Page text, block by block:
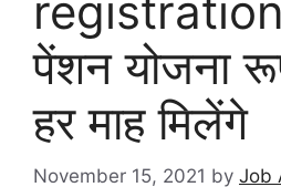
पेंशन योजना
हर माह मिलेंगे
November 15, 2021 by Job